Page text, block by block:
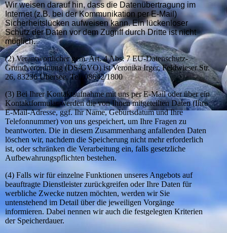
Wir weisen darauf hin, dass die Datenübertragung im
Internet (z.B. bei der Kommunikation per E-Mail)
Sicherheitslücken aufweisen kann. Ein lückenloser
Schutz der Daten vor dem Zugriff durch Dritte ist nicht
möglich.
(2) Verantwortlicher gem. Art. 4 Abs. 7 EU-Datenschutz-
Grundverordnung (DS-GVO) ist Veronika Irger, Feldwieser Str.
26, 83236 Übersee, Tel. 08642/1800
(3) Bei Ihrer Kontaktaufnahme mit uns per E-Mail oder über ein
Kontaktformular werden die von Ihnen mitgeteilten Daten (Ihre
E-Mail-Adresse, ggf. Ihr Name, Geburtsdatum und Ihre
Telefonnummer) von uns gespeichert, um Ihre Fragen zu
beantworten. Die in diesem Zusammenhang anfallenden Daten
löschen wir, nachdem die Speicherung nicht mehr erforderlich
ist, oder schränken die Verarbeitung ein, falls gesetzliche
Aufbewahrungspflichten bestehen.
(4) Falls wir für einzelne Funktionen unseres Angebots auf
beauftragte Dienstleister zurückgreifen oder Ihre Daten für
werbliche Zwecke nutzen möchten, werden wir Sie
untenstehend im Detail über die jeweiligen Vorgänge
informieren. Dabei nennen wir auch die festgelegten Kriterien
der Speicherdauer.